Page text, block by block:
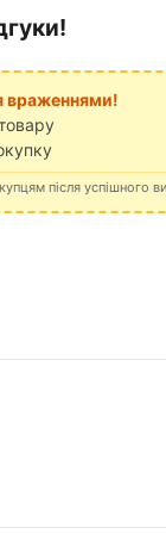
враженнями!
після успішного